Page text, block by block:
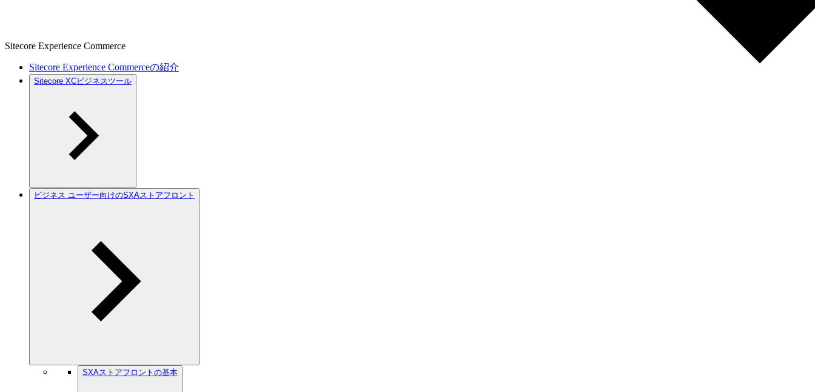
Sitecore Experience Commerce
Sitecore Experience Commerceの紹介
Sitecore XCビジネスツール
ビジネス ユーザー向けのSXAストアフロント
SXAストアフロントの基本